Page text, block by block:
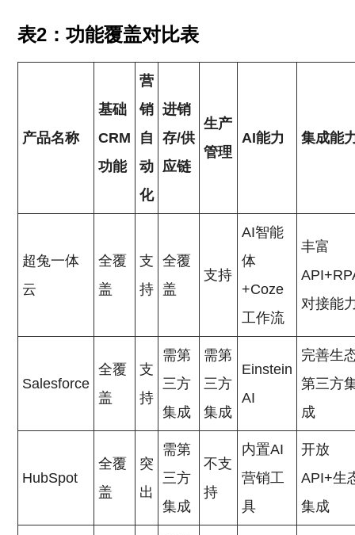
表2：功能覆盖对比表
产品名称
基础
CRM
功能
营
销
自
动
化
进销
存/供
应链
生产
管理
AI能力 集成能
超兔一体
云
全覆
盖
支
持
全覆
盖
支持
AI智能
体
+Coze
工作流
丰富
对接能
Salesforce
全覆
盖
支
持
需第
三方
集成
需第
三方
集成
Einstein
AI
完善生
第三方
成
HubSpot
全覆
盖
突
出
需第
三方
集成
不支
持
内置AI
营销工
具
开放
API+生
集成